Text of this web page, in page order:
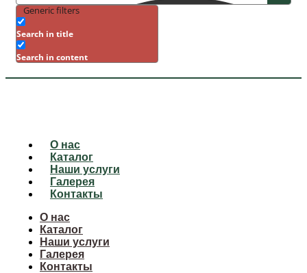
Generic filters
Search in title
Search in content
О нас
Каталог
Наши услуги
Галерея
Контакты
О нас
Каталог
Наши услуги
Галерея
Контакты